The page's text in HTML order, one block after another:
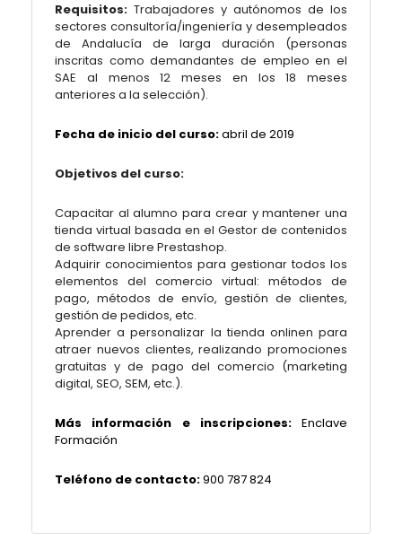
Requisitos: Trabajadores y autónomos de los
sectores consultoría/ingeniería y desempleados
de Andalucía de larga duración (personas
inscritas como demandantes de empleo en el
SAE al menos 12 meses en los 18 meses
anteriores a la selección).
Fecha de inicio del curso:abril de 2019
Objetivos del curso:
Capacitar al alumno para crear y mantener una
tienda virtual basada en el Gestor de contenidos
de software libre Prestashop.
Adquirir conocimientos para gestionar todos los
elementos del comercio virtual: métodos de
pago, métodos de envío, gestión de clientes,
gestión de pedidos, etc.
Aprender a personalizar la tienda onlinen para
atraer nuevos clientes, realizando promociones
gratuitas y de pago del comercio (marketing
digital, SEO, SEM, etc.).
Más información e inscripciones: Enclave
Formación
Teléfono de contacto:900 787 824